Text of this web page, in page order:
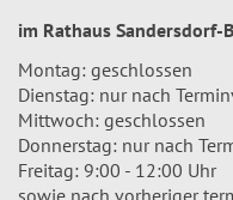
im Rathaus Sandersdorf-
Montag: geschlossen
Dienstag: nur nach
Mittwoch: geschlossen
Donnerstag: nur nach
Freitag: 9:00 - 12:00 Uhr